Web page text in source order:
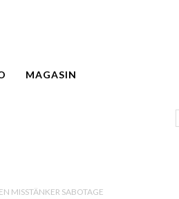
MAGASIN
MISSTÄNKER SABOTAGE